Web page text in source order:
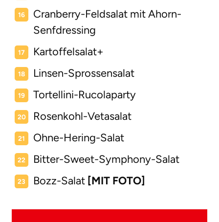
Cranberry-Feldsalat mit Ahorn-
Senfdressing
Kartoffelsalat+
Linsen-Sprossensalat
Tortellini-Rucolaparty
Rosenkohl-Vetasalat
Ohne-Hering-Salat
Bitter-Sweet-Symphony-Salat
Bozz-Salat [MIT FOTO]